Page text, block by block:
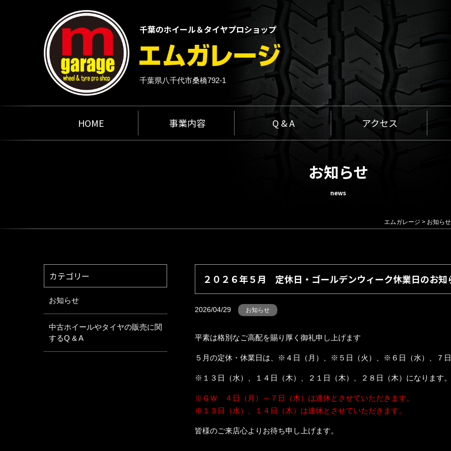
千葉のホイール＆タイヤプロショップ
千葉県八千代市桑橋792-1
HOME 事業内容 Q & A アクセス
お知らせ
news
エムガレージ > お知らせ
２０２６年５月 定休日・ゴールデンウィーク休業日のお知
2026/04/29 お知らせ
平素は格別なご高配を賜り厚く御礼申し上げます
５月の定休・休業日は、※４日（月）、※５日（火）、※６日（水）、７日
※１３日（水）、１４日（木）、２１日（木）、２８日（木）になります。
※ＧＷ ４日（月）～７日（木）は連休とさせていただきます。
※１３日（水）、１４日（木）は連休とさせていただきます。
皆様のご来店心よりお待ち申し上げます。
カテゴリー
お知らせ
中古ホイールやタイヤの販売に関
するQ & A